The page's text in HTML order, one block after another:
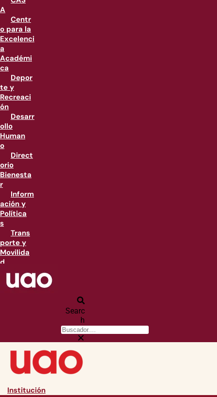
A
Centr
o para la
Excelenci
a
Académi
ca
Depor
te y
Recreaci
ón
Desarr
ollo
Human
o
Direct
orio
Bienesta
r
Inform
ación y
Política
s
Trans
porte y
Movilida
d
Searc
h
Institución